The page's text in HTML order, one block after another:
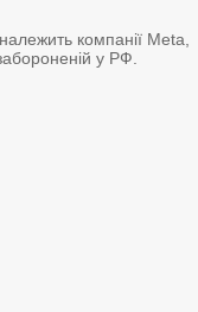
компанії Meta,
у РФ.